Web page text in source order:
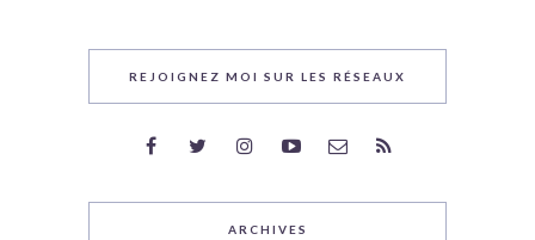
REJOIGNEZ MOI SUR LES RÉSEAUX
ARCHIVES